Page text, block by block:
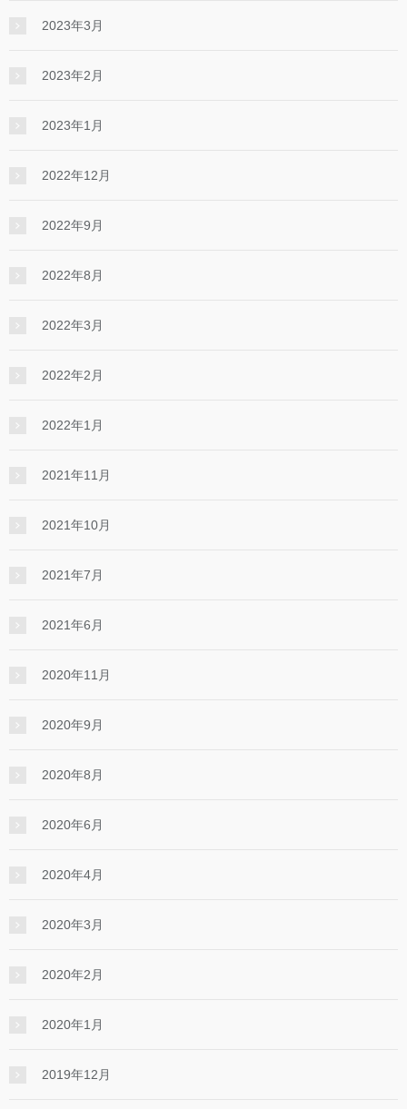
2023年3月
2023年2月
2023年1月
2022年12月
2022年9月
2022年8月
2022年3月
2022年2月
2022年1月
2021年11月
2021年10月
2021年7月
2021年6月
2020年11月
2020年9月
2020年8月
2020年6月
2020年4月
2020年3月
2020年2月
2020年1月
2019年12月